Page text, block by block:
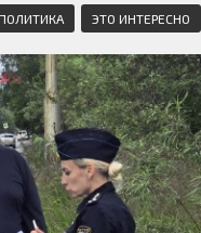
ЭТО ИНТЕРЕСНО